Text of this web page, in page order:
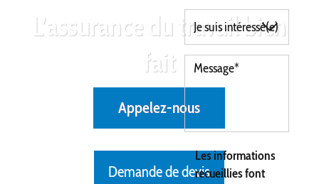
L’assurance du travail bien
fait
Appelez-nous
Demande de devis
Les informations
recueillies font